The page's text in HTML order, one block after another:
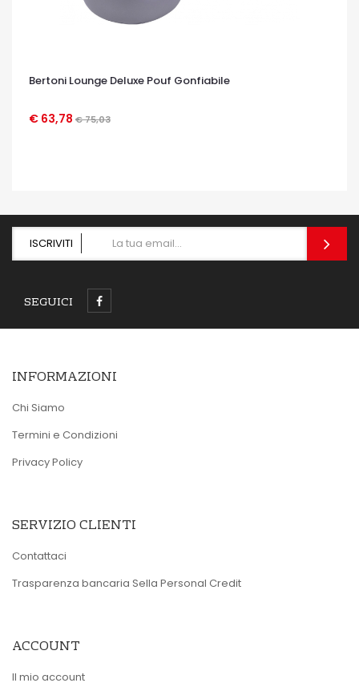
Bertoni Lounge Deluxe Pouf Gonfiabile
€ 63,78 € 75,03
OCCHIATA VELOCE
ISCRIVITI
SEGUICI
INFORMAZIONI
Chi Siamo
Termini e Condizioni
Privacy Policy
SERVIZIO CLIENTI
Contattaci
Trasparenza bancaria Sella Personal Credit
ACCOUNT
Il mio account